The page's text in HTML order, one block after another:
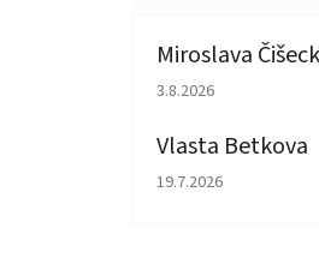
Miroslava
Hodnotenie
3.8.2026
Vlasta Betkova
Hodnotenie
19.7.2026